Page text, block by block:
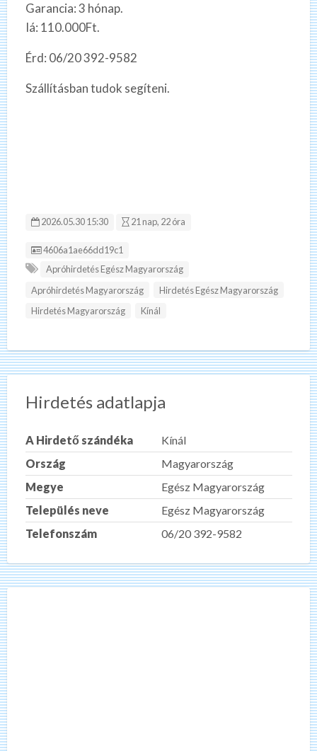
Garancia: 3 hónap.
Iá: 110.000Ft.
Érd: 06/20 392-9582
Szállításban tudok segíteni.
2026.05.30 15:30 21 nap, 22 óra
Hirdetés ID:
4606a1ae66dd19c1
Apróhirdetés Egész Magyarország
Apróhirdetés Magyarország
Hirdetés Egész Magyarország
Hirdetés Magyarország
Kínál
Hirdetés adatlapja
A Hirdető szándéka
Kínál
Ország
Magyarország
Megye
Egész Magyarország
Település neve
Egész Magyarország
Telefonszám
06/20 392-9582